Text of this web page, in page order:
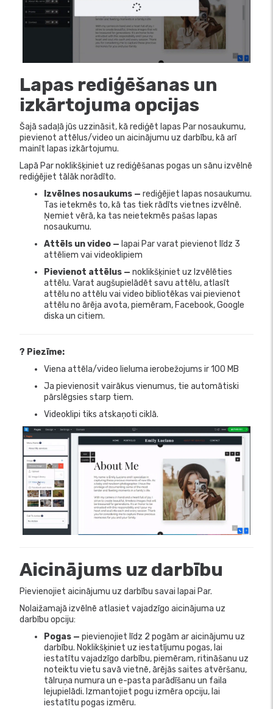
Lapas rediģēšanas un
izkārtojuma opcijas
Šajā sadaļā jūs uzzināsit, kā rediģēt lapas Par nosaukumu,
pievienot attēlus/video un aicinājumu uz darbību, kā arī
mainīt lapas izkārtojumu.
Lapā Par noklikšķiniet uz rediģēšanas pogas un sānu izvēlnē
rediģējiet tālāk norādīto.
Izvēlnes nosaukums — rediģējiet lapas nosaukumu.
Tas ietekmēs to, kā tas tiek rādīts vietnes izvēlnē.
Ņemiet vērā, ka tas neietekmēs pašas lapas
nosaukumu.
Attēls un video — lapai Par varat pievienot līdz 3
attēliem vai videoklipiem
Pievienot attēlus — noklikšķiniet uz Izvēlēties
attēlu. Varat augšupielādēt savu attēlu, atlasīt
attēlu no attēlu vai video bibliotēkas vai pievienot
attēlu no ārēja avota, piemēram, Facebook, Google
diska un citiem.
? Piezīme:
Viena attēla/video lieluma ierobežojums ir 100 MB
Ja pievienosit vairākus vienumus, tie automātiski
pārslēgsies starp tiem.
Videoklipi tiks atskaņoti ciklā.
Aicinājums uz darbību
Pievienojiet aicinājumu uz darbību savai lapai Par.
Nolaižamajā izvēlnē atlasiet vajadzīgo aicinājuma uz
darbību opciju:
Pogas — pievienojiet līdz 2 pogām ar aicinājumu uz
darbību. Noklikšķiniet uz iestatījumu pogas, lai
iestatītu vajadzīgo darbību, piemēram, ritināšanu uz
noteiktu vietu savā vietnē, ārējās saites atvēršanu,
tālruņa numura un e-pasta parādīšanu un faila
lejupielādi. Izmantojiet pogu izmēra opciju, lai
iestatītu pogas izmēru.